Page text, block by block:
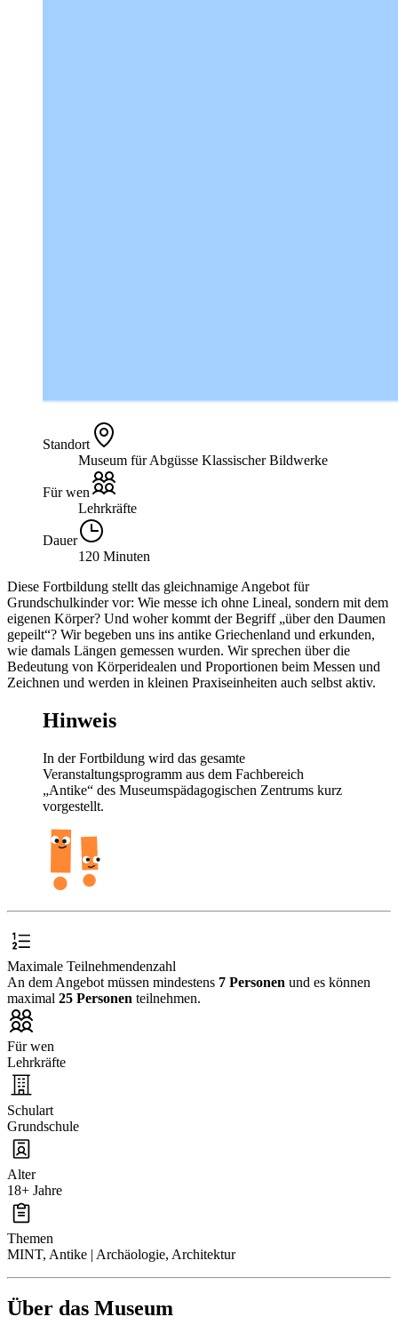
Standort
Museum für Abgüsse Klassischer Bildwerke
Für wen
Lehrkräfte
Dauer
120 Minuten
Diese Fortbildung stellt das gleichnamige Angebot für
Grundschulkinder vor: Wie messe ich ohne Lineal, sondern mit dem
eigenen Körper? Und woher kommt der Begriff „über den Daumen
gepeilt“? Wir begeben uns ins antike Griechenland und erkunden,
wie damals Längen gemessen wurden. Wir sprechen über die
Bedeutung von Körperidealen und Proportionen beim Messen und
Zeichnen und werden in kleinen Praxiseinheiten auch selbst aktiv.
Hinweis
In der Fortbildung wird das gesamte
Veranstaltungsprogramm aus dem Fachbereich
„Antike“ des Museumspädagogischen Zentrums kurz
vorgestellt.
Maximale Teilnehmendenzahl
An dem Angebot müssen mindestens 7 Personen und es können
maximal 25 Personen teilnehmen.
Für wen
Lehrkräfte
Schulart
Grundschule
Alter
18+ Jahre
Themen
MINT, Antike | Archäologie, Architektur
Über das Museum